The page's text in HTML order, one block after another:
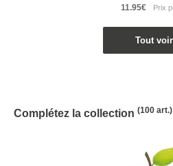
11.95€
Complétez la collection (100 art.)